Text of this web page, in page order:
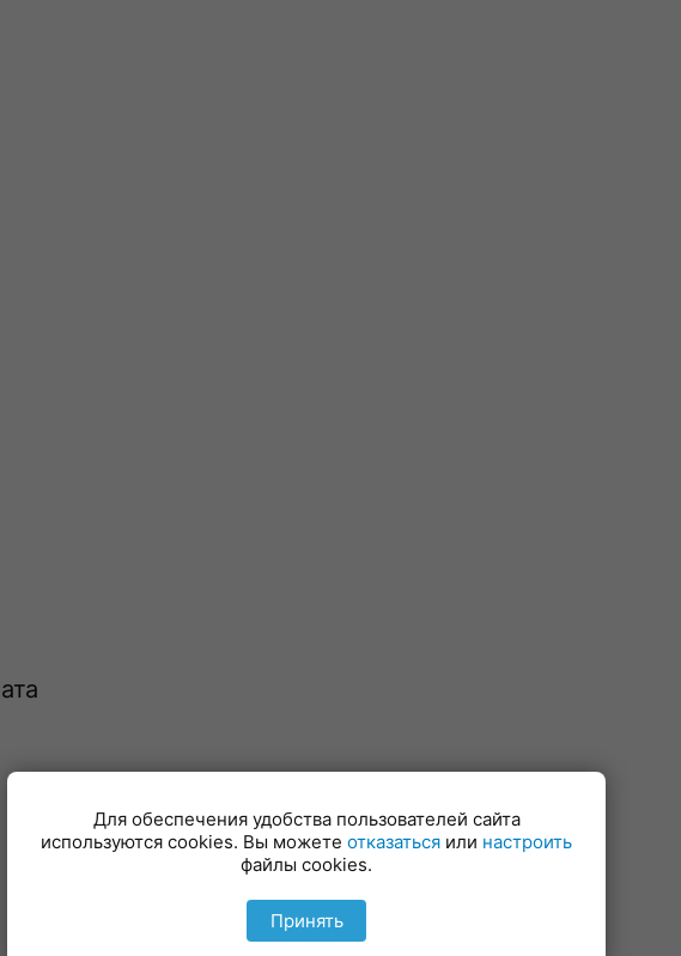
Мир
Михалишки
Можейково
Мосты Правые
Свислочь
Скидель
Скрибовцы
Для обеспечения удобства пользователей сайта
используются cookies. Вы можете отказаться или настроить
файлы cookies.
Принять